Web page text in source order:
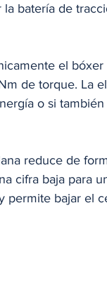
batería de
el bóxer
de torque. La
o si también
reduce de
cifra baja para
permite bajar el